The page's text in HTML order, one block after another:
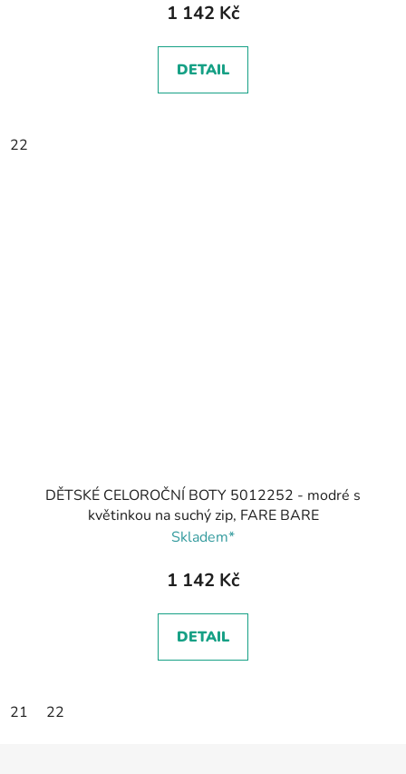
1 142 Kč
DETAIL
22
DĚTSKÉ CELOROČNÍ BOTY 5012252 - modré s
květinkou na suchý zip, FARE BARE
Skladem*
1 142 Kč
DETAIL
21 22